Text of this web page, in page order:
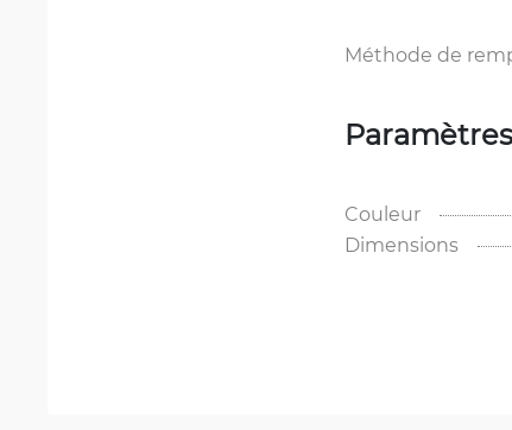
Méthode de
Couleur
Dimensions